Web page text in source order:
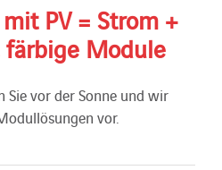
PV = Strom +
färbige Module
Sie vor der Sonne und wir
vor.